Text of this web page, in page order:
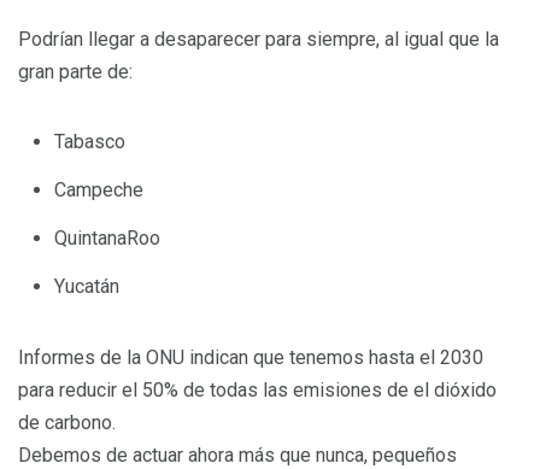
Podrían llegar a desaparecer para siempre, al igual que la
gran parte de:
Tabasco
Campeche
QuintanaRoo
Yucatán
Informes de la ONU indican que tenemos hasta el 2030
para reducir el 50% de todas las emisiones de el dióxido
de carbono.
Debemos de actuar ahora más que nunca, pequeños